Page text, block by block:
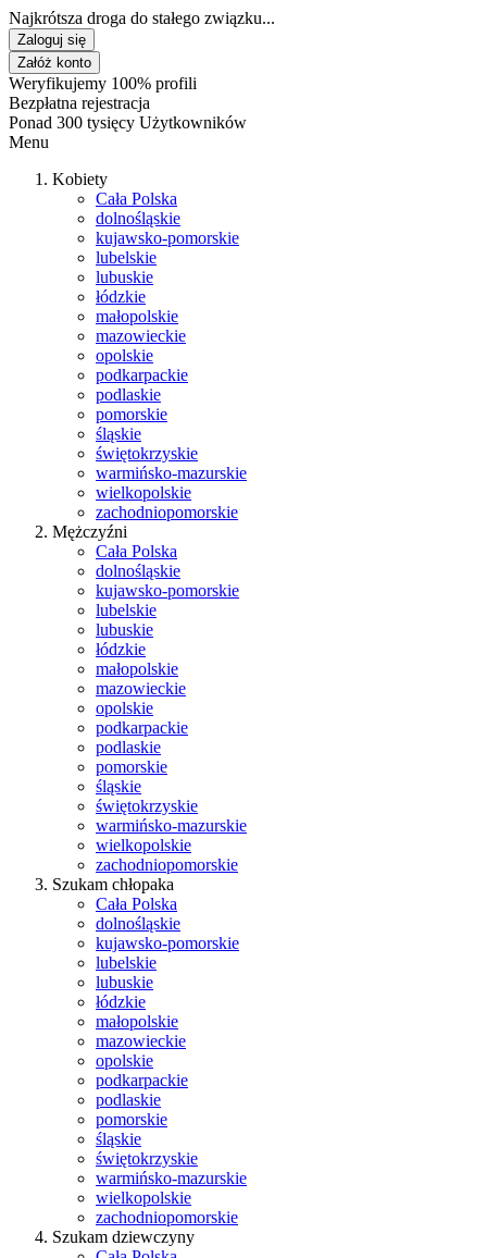
Najkrótsza droga do stałego związku...
Zaloguj się
Załóż konto
Weryfikujemy 100% profili
Bezpłatna rejestracja
Ponad 300 tysięcy Użytkowników
Menu
Kobiety
Cała Polska
dolnośląskie
kujawsko-pomorskie
lubelskie
lubuskie
łódzkie
małopolskie
mazowieckie
opolskie
podkarpackie
podlaskie
pomorskie
śląskie
świętokrzyskie
warmińsko-mazurskie
wielkopolskie
zachodniopomorskie
Mężczyźni
Cała Polska
dolnośląskie
kujawsko-pomorskie
lubelskie
lubuskie
łódzkie
małopolskie
mazowieckie
opolskie
podkarpackie
podlaskie
pomorskie
śląskie
świętokrzyskie
warmińsko-mazurskie
wielkopolskie
zachodniopomorskie
Szukam chłopaka
Cała Polska
dolnośląskie
kujawsko-pomorskie
lubelskie
lubuskie
łódzkie
małopolskie
mazowieckie
opolskie
podkarpackie
podlaskie
pomorskie
śląskie
świętokrzyskie
warmińsko-mazurskie
wielkopolskie
zachodniopomorskie
Szukam dziewczyny